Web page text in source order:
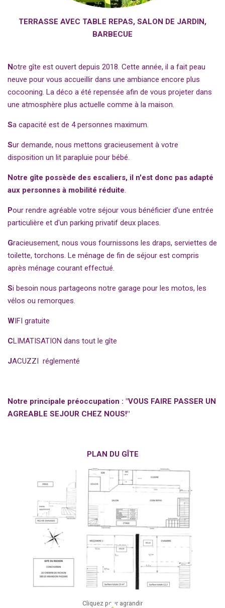
TERRASSE AVEC TABLE REPAS, SALON DE JARDIN,
BARBECUE
Notre gîte est ouvert depuis 2018. Cette année, il a fait peau
neuve pour vous accueillir dans une ambiance encore plus
cocooning. La déco a été repensée afin de vous projeter dans
une atmosphère plus actuelle comme à la maison.
Sa capacité est de 4 personnes maximum.
Sur demande, nous mettons gracieusement à votre
disposition un lit parapluie pour bébé.
Notre gîte possède des escaliers, il n'est donc pas adapté
aux personnes à mobilité réduite.
Pour rendre agréable votre séjour vous bénéficier d'une entrée
particulière et d'un parking privatif deux places.
Gracieusement, nous vous fournissons les draps, serviettes de
toilette, torchons. Le ménage de fin de séjour est compris
après ménage courant effectué.
Si besoin nous partageons notre garage pour les motos, les
vélos ou remorques.
WIFI gratuite
CLIMATISATION dans tout le gîte
JACUZZI réglementé
Notre principale préoccupation : "VOUS FAIRE PASSER UN
AGREABLE SEJOUR CHEZ NOUS!"
PLAN DU GÎTE
Cliquez pour agrandir